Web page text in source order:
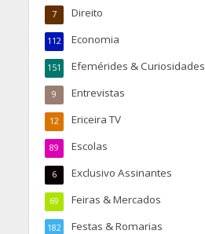
Direito
7
Economia
112
Efemérides & Curiosidades
151
Entrevistas
9
Ericeira TV
12
Escolas
89
Exclusivo Assinantes
6
Feiras & Mercados
69
Festas & Romarias
182